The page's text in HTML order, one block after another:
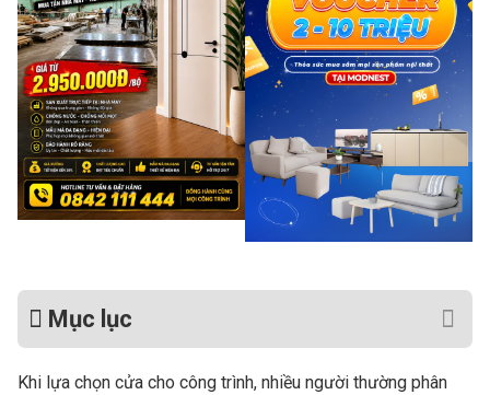
Mục lục
Khi lựa chọn cửa cho công trình, nhiều người thường phân